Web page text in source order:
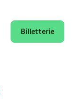
Billetterie